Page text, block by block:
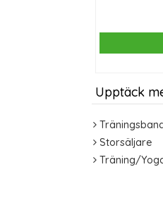
Upptäck
Storsäljare
Träning/